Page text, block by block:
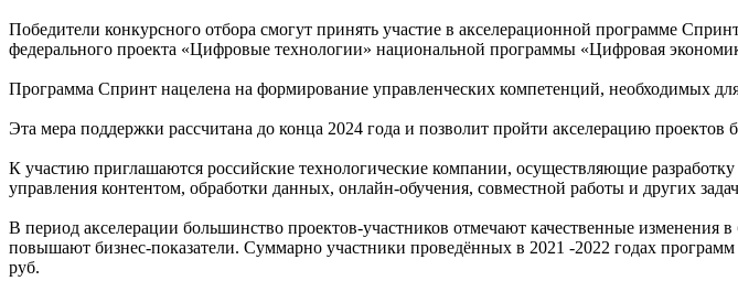
Победители конкурсного отбора смогут принять участие в акселерационной программе
федерального проекта «Цифровые технологии» национальной программы «Цифровая
Программа Спринт нацелена на формирование управленческих компетенций, необходимых
Эта мера поддержки рассчитана до конца 2024 года и позволит пройти акселерацию проектов
К участию приглашаются российские технологические компании, осуществляющие
управления контентом, обработки данных, онлайн-обучения, совместной работы и других
В период акселерации большинство проектов-участников отмечают качественные
повышают бизнес-показатели. Суммарно участники проведённых в 2021 -2022 годах
руб.